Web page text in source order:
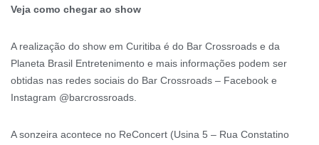
Veja como chegar ao show
A realização do show em Curitiba é do Bar Crossroads e da
Planeta Brasil Entretenimento e mais informações podem ser
obtidas nas redes sociais do Bar Crossroads – Facebook e
Instagram @barcrossroads.
A sonzeira acontece no ReConcert (Usina 5 – Rua Constatino